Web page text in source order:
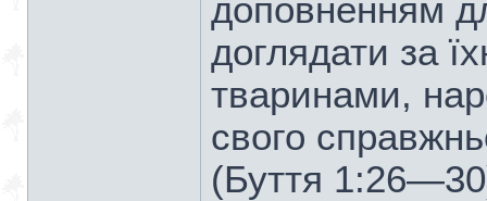
доповненням
доглядати за
тваринами,
свого
(Буття